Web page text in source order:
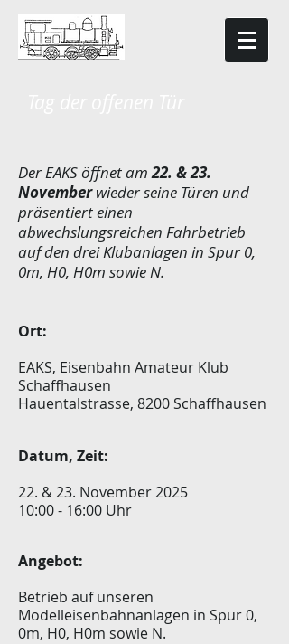
Der EAKS öffnet am22. & 23.
Novemberwieder seine Türen und
präsentiert einen
abwechslungsreichen Fahrbetrieb
auf den drei Klubanlagen in Spur 0,
0m, H0, H0m sowie N.
Ort:
EAKS, Eisenbahn Amateur Klub
Schaffhausen
Hauentalstrasse, 8200 Schaffhausen
Datum, Zeit:
22. & 23. November 2025
10:00 - 16:00 Uhr
Angebot:
Betrieb auf unseren
Modelleisenbahnanlagen in Spur 0,
0m, H0, H0m sowie N.